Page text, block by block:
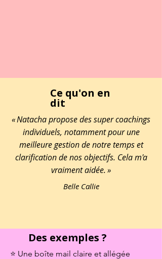
Ce qu'on en
dit
« Natacha propose des super coachings
individuels, notamment pour une
meilleure gestion de notre temps et
clarification de nos objectifs. Cela m'a
vraiment aidée. »
Belle Callie
Des exemples ?
⭐ Une boîte mail claire et allégée